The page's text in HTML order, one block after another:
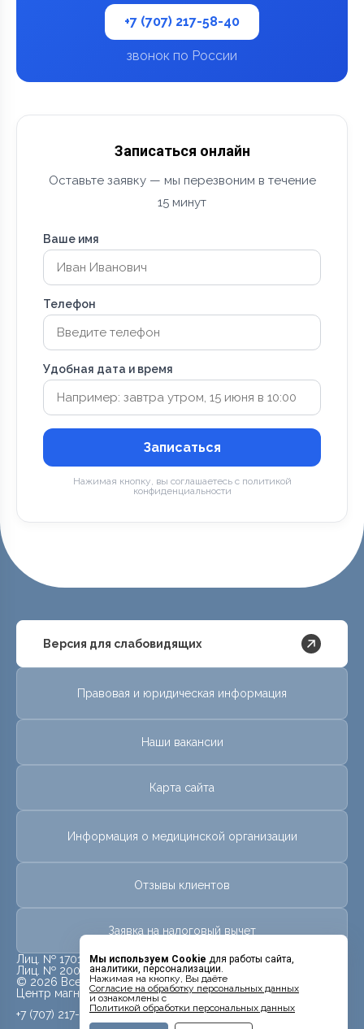
Мы используем Cookie для работы сайта,
аналитики, персонализации.
Нажимая на кнопку, Вы даёте
Cогласие на обработку персональных данных
и ознакомлены с
Политикой обработки персональных данных
+7 (707) 217-58-40
звонок по России
Записаться онлайн
Оставьте заявку — мы перезвоним в течение
15 минут
Ваше имя
Телефон
Удобная дата и время
Записаться
Нажимая кнопку, вы соглашаетесь с политикой
конфиденциальности
Версия для слабовидящих
Правовая и юридическая информация
Наши вакансии
Карта сайта
Информация о медицинской организации
Отзывы клиентов
Заявка на налоговый вычет
Лиц. № 17013581 от 28 июля 2017 г.
Лиц. № 20009926 от 09 июля 2020 г.
© 2026 Все права защищены.
Центр магнитно-резонансной томографии «МРТ Лидер»
+7 (707) 217-58-40